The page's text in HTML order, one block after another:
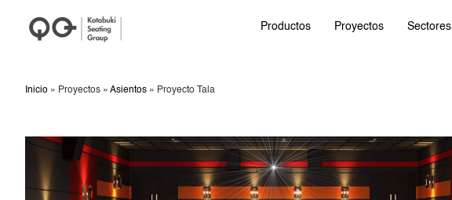
Productos Proyectos Sectores
Inicio » Proyectos » Asientos » Proyecto Tala